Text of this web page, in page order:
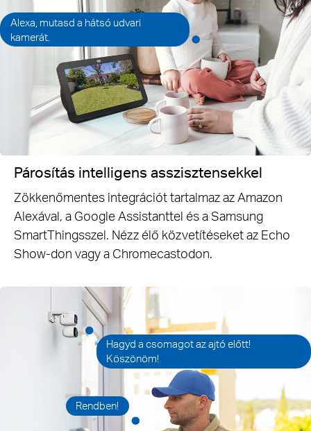
Alexa, mutasd a hátsó udvari
kamerát.
Párosítás intelligens asszisztensekkel
Zökkenőmentes integrációt tartalmaz az Amazon
Alexával, a Google Assistanttel és a Samsung
SmartThingsszel. Nézz élő közvetítéseket az Echo
Show-don vagy a Chromecastodon.
Hagyd a csomagot az ajtó előtt!
Köszönöm!
Rendben!